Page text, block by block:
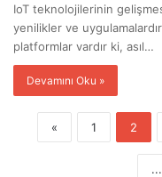
IoT teknolojilerinin
yenilikler ve
platformlar vardır ki, asıl…
Devamını Oku »
« 1 2
...